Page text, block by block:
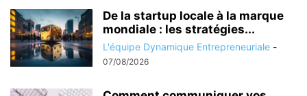
De la startup locale à la marque
mondiale : les stratégies...
L'équipe Dynamique Entrepreneuriale -
07/08/2026